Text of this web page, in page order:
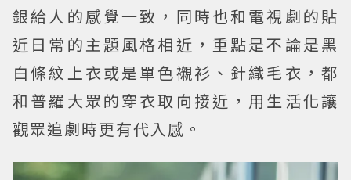
銀給人的感覺一致，同時也和電視劇的貼
近日常的主題風格相近，重點是不論是黑
白條紋上衣或是單色襯衫、針織毛衣，都
和普羅大眾的穿衣取向接近，用生活化讓
觀眾追劇時更有代入感。